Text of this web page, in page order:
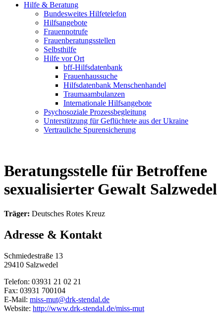
Hilfe & Beratung
Bundesweites Hilfetelefon
Hilfsangebote
Frauennotrufe
Frauenberatungsstellen
Selbsthilfe
Hilfe vor Ort
bff-Hilfsdatenbank
Frauenhaussuche
Hilfsdatenbank Menschenhandel
Traumaambulanzen
Internationale Hilfsangebote
Psychosoziale Prozessbegleitung
Unterstützung für Geflüchtete aus der Ukraine
Vertrauliche Spurensicherung
Beratungsstelle für Betroffene
sexualisierter Gewalt Salzwedel
Träger: Deutsches Rotes Kreuz
Adresse & Kontakt
Schmiedestraße 13
29410 Salzwedel
Telefon: 03931 21 02 21
Fax: 03931 700104
E-Mail: miss-mut@drk-stendal.de
Website: http://www.drk-stendal.de/miss-mut